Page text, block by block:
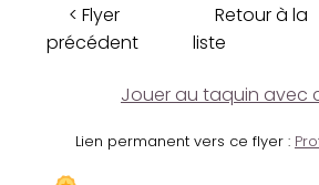
< Flyer
précédent
Retour à la
liste
Jouer au taquin avec
Lien permanent vers ce flyer :